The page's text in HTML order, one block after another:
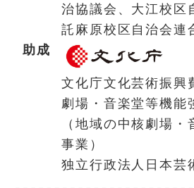
治協議会、大江校区
託麻原校区自治会連
助成
文化庁文化芸術振興
劇場・音楽堂等機能
（地域の中核劇場
事業）
独立行政法人日本芸